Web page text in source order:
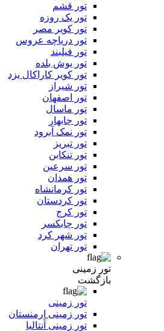
تور قشم
تور یک روزه
تور کویر مصر
تور دریاچه عروس
تور فیلبند
تور یوش بلده
تور کویر کاراکال یزد
تور شیراز
تور اصفهان
تور ماسال
تور چابهار
تور نمک آبرود
تور تبریز
تور تنکابن
تور سرعین
تور همدان
تور کرمانشاه
تور کردستان
تور کرج
تور چابکسر
تور شهر کرد
تور تهران
تور زمینی
بازگشت
تور زمینی
تور زمینی ارمنستان
تور زمینی آنتالیا